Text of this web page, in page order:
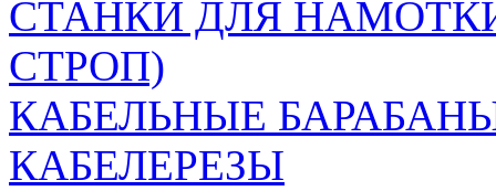
СТАНКИ ДЛЯ
СТРОП)
КАБЕЛЬНЫЕ
КАБЕЛЕРЕЗЫ